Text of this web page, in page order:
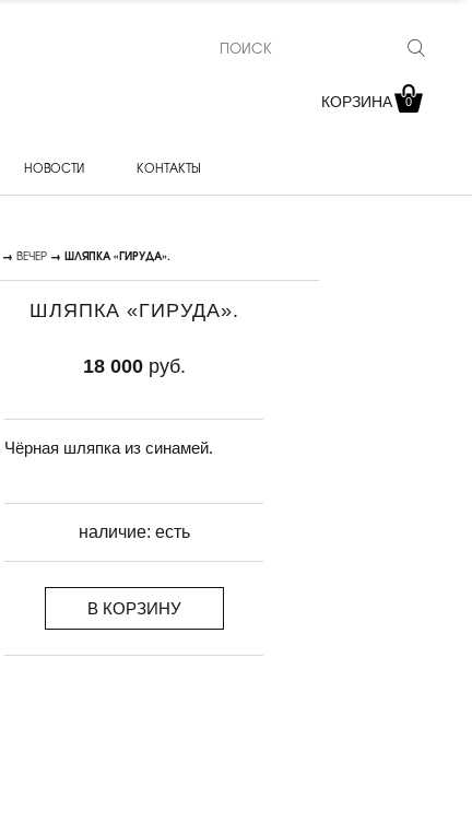
КОРЗИНА 0
НОВОСТИ КОНТАКТЫ
→ВЕЧЕР → ШЛЯПКА «ГИРУДА».
ШЛЯПКА «ГИРУДА».
Чёрная шляпка из синамей.
наличие: есть
18 000руб.
В КОРЗИНУ